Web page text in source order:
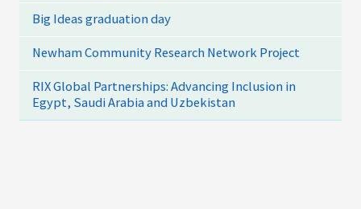
Big Ideas graduation day
Newham Community Research Network Project
RIX Global Partnerships: Advancing Inclusion in
Egypt, Saudi Arabia and Uzbekistan